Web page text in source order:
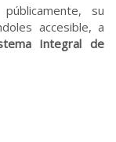
su
accesible, a
Integral de